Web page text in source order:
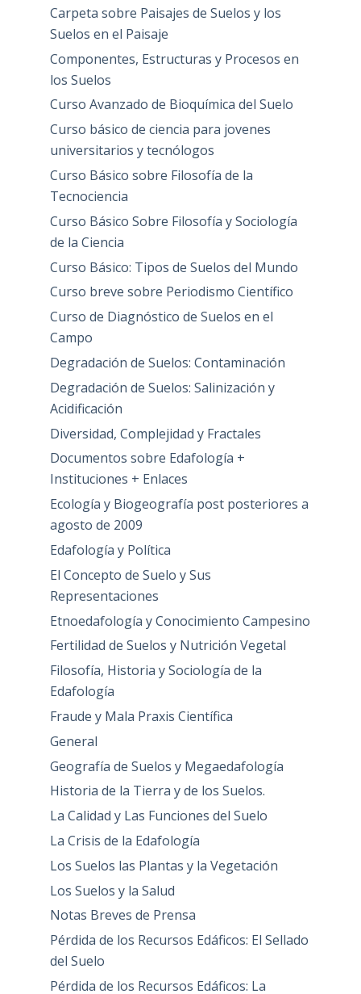
Carpeta sobre Paisajes de Suelos y los
Suelos en el Paisaje
Componentes, Estructuras y Procesos en
los Suelos
Curso Avanzado de Bioquímica del Suelo
Curso básico de ciencia para jovenes
universitarios y tecnólogos
Curso Básico sobre Filosofía de la
Tecnociencia
Curso Básico Sobre Filosofía y Sociología
de la Ciencia
Curso Básico: Tipos de Suelos del Mundo
Curso breve sobre Periodismo Científico
Curso de Diagnóstico de Suelos en el
Campo
Degradación de Suelos: Contaminación
Degradación de Suelos: Salinización y
Acidificación
Diversidad, Complejidad y Fractales
Documentos sobre Edafología +
Instituciones + Enlaces
Ecología y Biogeografía post posteriores a
agosto de 2009
Edafología y Política
El Concepto de Suelo y Sus
Representaciones
Etnoedafología y Conocimiento Campesino
Fertilidad de Suelos y Nutrición Vegetal
Filosofía, Historia y Sociología de la
Edafología
Fraude y Mala Praxis Científica
General
Geografía de Suelos y Megaedafología
Historia de la Tierra y de los Suelos.
La Calidad y Las Funciones del Suelo
La Crisis de la Edafología
Los Suelos las Plantas y la Vegetación
Los Suelos y la Salud
Notas Breves de Prensa
Pérdida de los Recursos Edáficos: El Sellado
del Suelo
Pérdida de los Recursos Edáficos: La